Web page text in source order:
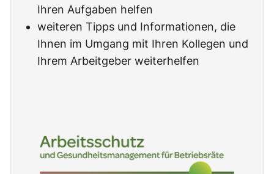
Ihren Aufgaben helfen
weiteren Tipps und Informationen, die
Ihnen im Umgang mit Ihren Kollegen und
Ihrem Arbeitgeber weiterhelfen